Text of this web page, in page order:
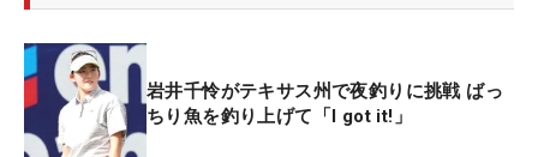
岩井千怜がテキサス州で夜釣りに挑戦 ばっ
ちり魚を釣り上げて「I got it!」